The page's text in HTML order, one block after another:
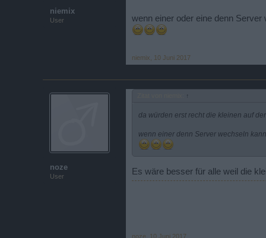
niemix
User wenn einer oder eine denn
niemix
10 Juni 2017
noze
User
↑
da würden erst recht die kleinen auf
wenn einer denn Server wechseln
Es wäre besser für alle weil die
noze 10 Juni 2017